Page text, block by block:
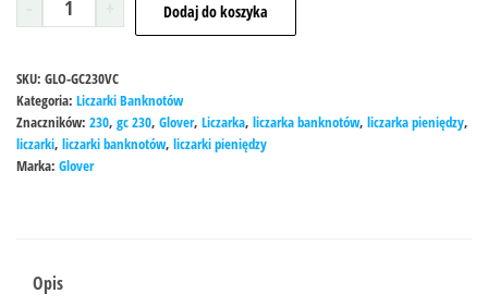
Dodaj do koszyka
SKU: GLO-GC230VC
Kategoria: Liczarki Banknotów
Znaczników: 230, gc 230, Glover, Liczarka, liczarka banknotów, liczarka pieniędzy,
liczarki, liczarki banknotów, liczarki pieniędzy
Marka: Glover
Opis